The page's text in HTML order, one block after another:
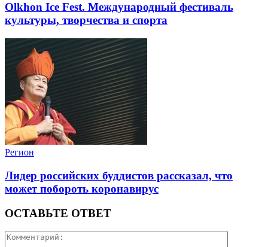
Olkhon Ice Fest. Международный фестиваль
культуры, творчества и спорта
Регион
Лидер российских буддистов рассказал, что
может побороть коронавирус
ОСТАВЬТЕ ОТВЕТ